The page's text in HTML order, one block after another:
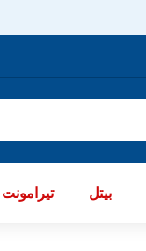
تيرامونت بيتل